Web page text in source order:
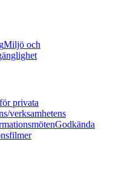
Miljö och
privata
verksamhetens
Godkända